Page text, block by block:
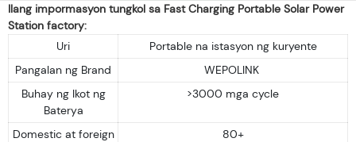
Ilang impormasyon tungkol sa Fast Charging Portable Solar Power
Station factory:
Uri
Portable na istasyon ng kuryente
Pangalan ng Brand
WEPOLINK
Buhay ng Ikot ng
Baterya
>3000 mga cycle
Domestic at foreign
80+